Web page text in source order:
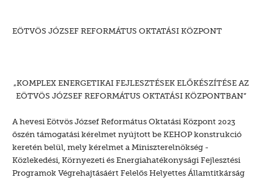
EÖTVÖS JÓZSEF REFORMÁTUS OKTATÁSI KÖZPONT
„KOMPLEX ENERGETIKAI FEJLESZTÉSEK ELŐKÉSZÍTÉSE AZ
EÖTVÖS JÓZSEF REFORMÁTUS OKTATÁSI KÖZPONTBAN”
A hevesi Eötvös József Református Oktatási Központ 2023
őszén támogatási kérelmet nyújtott be KEHOP konstrukció
keretén belül, mely kérelmet a Miniszterelnökség -
Közlekedési, Környezeti és Energiahatékonysági Fejlesztési
Programok Végrehajtásáért Felelős Helyettes Államtitkárság